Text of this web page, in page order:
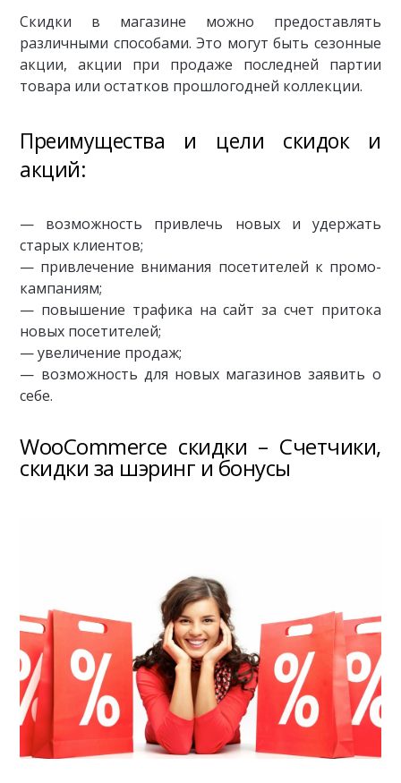
Скидки в магазине можно предоставлять
различными способами. Это могут быть сезонные
акции, акции при продаже последней партии
товара или остатков прошлогодней коллекции.
Преимущества и цели скидок и
акций:
— возможность привлечь новых и удержать
старых клиентов;
— привлечение внимания посетителей к промо-
кампаниям;
— повышение трафика на сайт за счет притока
новых посетителей;
— увеличение продаж;
— возможность для новых магазинов заявить о
себе.
WooCommerce скидки – Счетчики,
скидки за шэринг и бонусы